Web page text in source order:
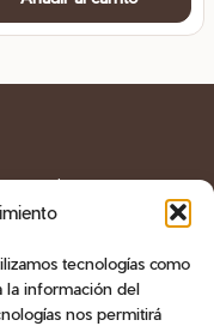
tecnologías como
la información del
nos permitirá
manicura
líquidos